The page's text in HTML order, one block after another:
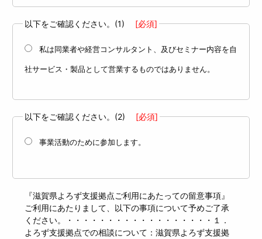
以下をご確認ください。(1) [必須]
私は同業者や経営コンサルタント、及びセミナー内容を自
社サービス・製品として営業するものではありません。
以下をご確認ください。(2) [必須]
事業活動のために参加します。
『滋賀県よろず支援拠点ご利用にあたっての留意事項』
ご利用にあたりまして、以下の事項について予めご了承
ください。・・・・・・・・・・・・・・・・・・１．
よろず支援拠点での相談について：滋賀県よろず支援拠